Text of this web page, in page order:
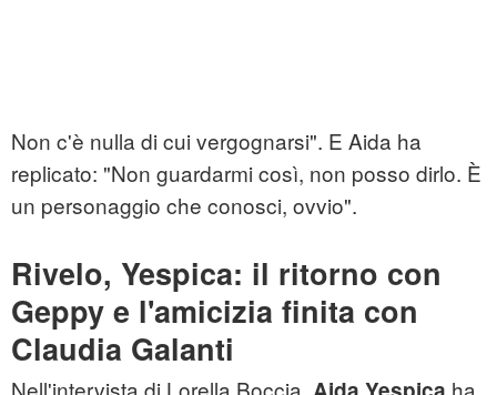
Non c'è nulla di cui vergognarsi". E Aida ha
replicato: "Non guardarmi così, non posso dirlo. È
un personaggio che conosci, ovvio".
Rivelo, Yespica: il ritorno con
Geppy e l'amicizia finita con
Claudia Galanti